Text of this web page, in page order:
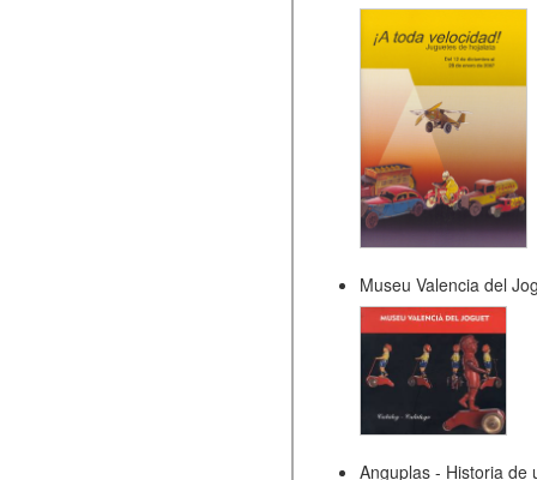
Museu Valencia del
Anguplas - Historia de